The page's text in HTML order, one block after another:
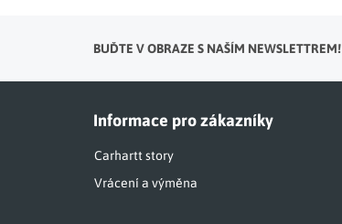
BUĎTE V OBRAZE S NAŠÍM NEWSLETTREM!
Informace pro zákazníky
Carhartt story
Vrácení a výměna